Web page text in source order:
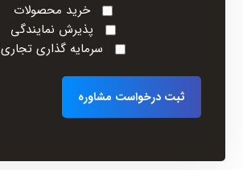
خرید محصولات
پذیرش نمایندگی
سرمایه گذاری تجاری